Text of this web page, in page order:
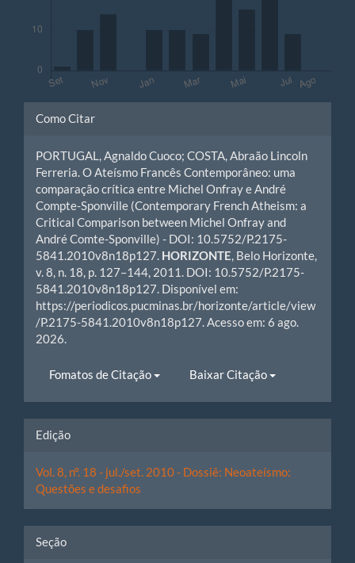
Detalhes
artigo
Como Citar
PORTUGAL, Agnaldo Cuoco; COSTA, Abraão Lincoln
Ferreria. O Ateísmo Francês Contemporâneo: uma
comparação crítica entre Michel Onfray e André
Compte-Sponville (Contemporary French Atheism: a
Critical Comparison between Michel Onfray and
André Comte-Sponville) - DOI: 10.5752/P.2175-
5841.2010v8n18p127. HORIZONTE, Belo Horizonte,
v. 8, n. 18, p. 127–144, 2011. DOI: 10.5752/P.2175-
5841.2010v8n18p127. Disponível em:
https://periodicos.pucminas.br/horizonte/article/view
/P.2175-5841.2010v8n18p127. Acesso em: 6 ago.
2026.
Fomatos de Citação Baixar Citação
Edição
Vol. 8, nº. 18 - jul./set. 2010 - Dossiê: Neoateísmo:
Questões e desafios
Seção